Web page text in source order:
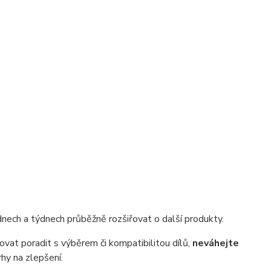
a týdnech průběžně rozšiřovat o další produkty.
poradit s výběrem či kompatibilitou dílů, neváhejte
na zlepšení.